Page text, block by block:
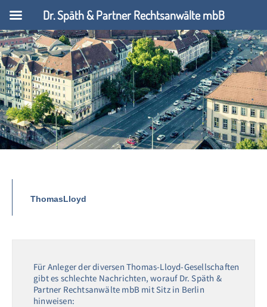
ThomasLloyd
Für Anleger der diversen Thomas-Lloyd-Gesellschaften
gibt es schlechte Nachrichten, worauf Dr. Späth &
Partner Rechtsanwälte mbB mit Sitz in Berlin
hinweisen:
Dr. Späth & Partner Rechtsanwälte mbB